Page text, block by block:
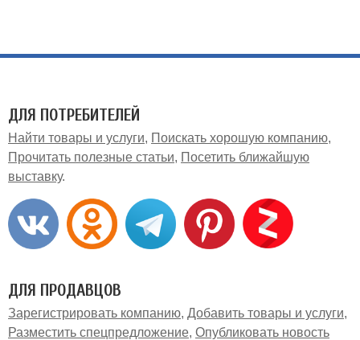
ДЛЯ ПОТРЕБИТЕЛЕЙ
Найти товары и услуги
Поискать хорошую компанию
Прочитать полезные статьи
Посетить ближайшую
выставку
ДЛЯ ПРОДАВЦОВ
Зарегистрировать компанию Добавить товары и услуги
Разместить спецпредложение Опубликовать новость